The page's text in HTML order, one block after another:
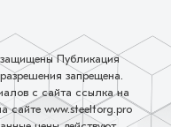
Публикация
запрещена.
с сайта ссылка на
сайте www.steeltorg.pro